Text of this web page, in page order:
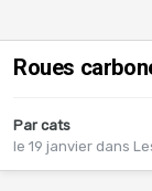
Roues
Par cats
le 19 janvier dans